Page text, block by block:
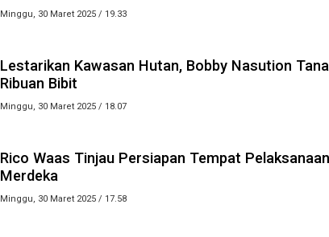
Minggu, 30 Maret 2025 / 19.33
Lestarikan Kawasan Hutan, Bobby Nasution
Ribuan Bibit
Minggu, 30 Maret 2025 / 18.07
Rico Waas Tinjau Persiapan Tempat
Merdeka
Minggu, 30 Maret 2025 / 17.58